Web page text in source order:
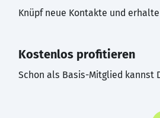
Knüpf neue Kontakte und
Kostenlos profitieren
Schon als Basis-Mitglied kannst